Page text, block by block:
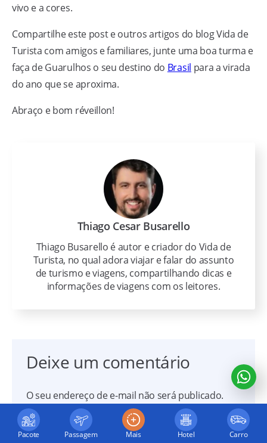
vivo e a cores.
Compartilhe este post e outros artigos do blog Vida de
Turista com amigos e familiares, junte uma boa turma e
faça de Guarulhos o seu destino do Brasil para a virada
do ano que se aproxima.
Abraço e bom réveillon!
Thiago Cesar Busarello
Thiago Busarello é autor e criador do Vida de
Turista, no qual adora viajar e falar do assunto
de turismo e viagens, compartilhando dicas e
informações de viagens com os leitores.
Deixe um comentário
O seu endereço de e-mail não será publicado.
Campos obrigatórios são marcados com
Comentário*
Pacote Passagem Hotel Carro
Mais